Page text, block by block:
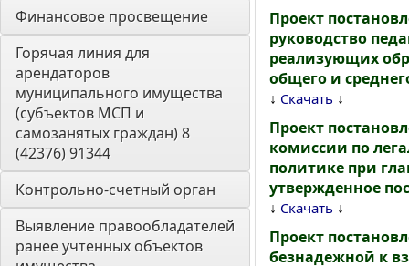
Финансовое просвещение
Горячая линия для
арендаторов
муниципального имущества
(субъектов МСП и
самозанятых граждан) 8
(42376) 91344
Контрольно-счетный орган
Выявление правообладателей
ранее учтенных объектов
Проект
руководство
реализующих
общего и
↓ Скачать ↓
Проект
комиссии по
политике при
утвержденное
↓ Скачать ↓
Проект
безнадежной к